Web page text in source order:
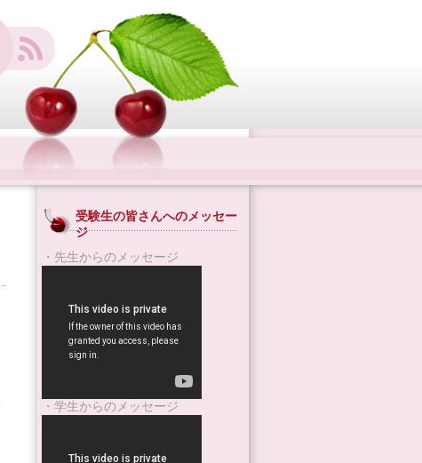
受験生の皆さんへのメッセー
ジ
・先生からのメッセージ
・学生からのメッセージ